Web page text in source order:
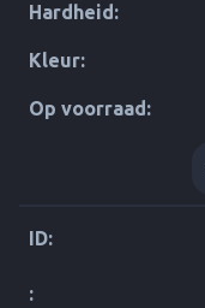
Hardheid:
Kleur:
Op voorraad:
ID:
: